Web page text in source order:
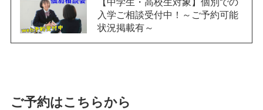
入学ご相談受付中！～ご予約可能
状況掲載有～
ご予約はこちらから